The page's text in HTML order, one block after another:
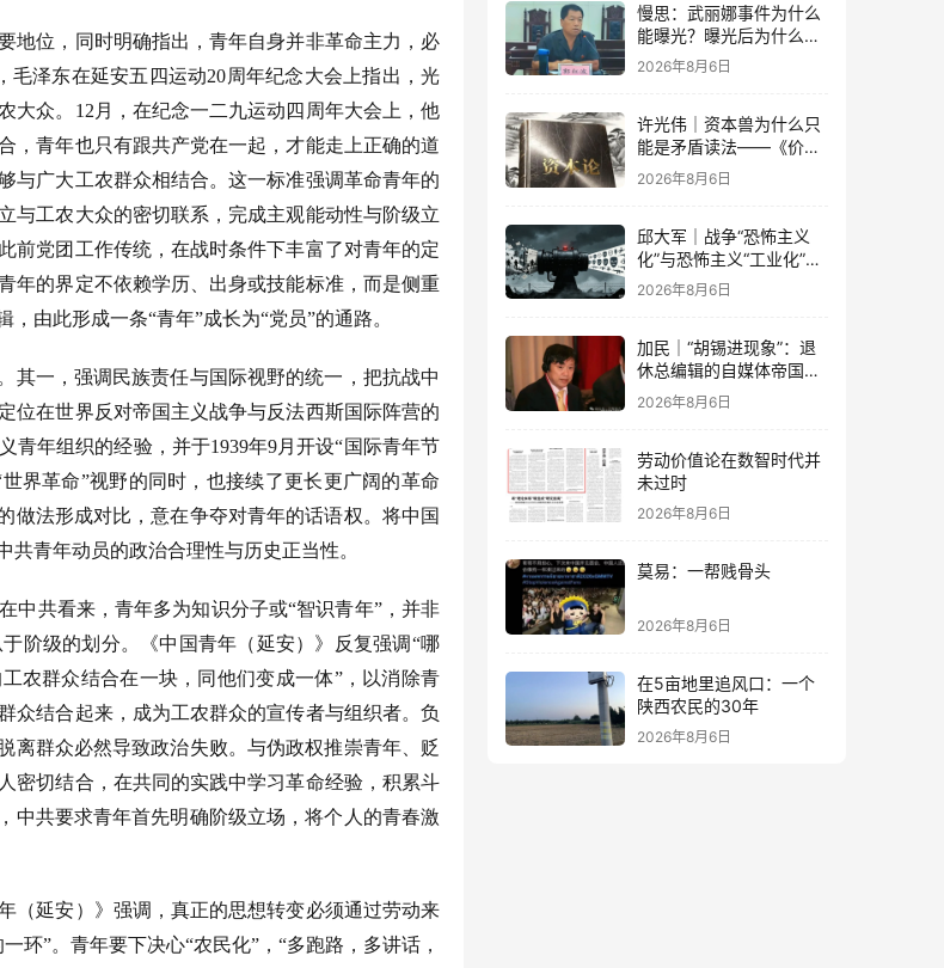
地位，同时明确指出，青年自身并非革命主力，必
毛泽东在延安五四运动20周年纪念大会上指出，光
大众。12月，在纪念一二九运动四周年大会上，他
，青年也只有跟共产党在一起，才能走上正确的道
与广大工农群众相结合。这一标准强调革命青年的
与工农大众的密切联系，完成主观能动性与阶级立
前党团工作传统，在战时条件下丰富了对青年的定
年的界定不依赖学历、出身或技能标准，而是侧重
由此形成一条“青年”成长为“党员”的通路。
其一，强调民族责任与国际视野的统一，把抗战中
位在世界反对帝国主义战争与反法西斯国际阵营的
青年组织的经验，并于1939年9月开设“国际青年节
界革命”视野的同时，也接续了更长更广阔的革命
做法形成对比，意在争夺对青年的话语权。将中国
青年动员的政治合理性与历史正当性。
中共看来，青年多为知识分子或“智识青年”，并非
阶级的划分。《中国青年（延安）》反复强调“哪
农群众结合在一块，同他们变成一体”，以消除青
众结合起来，成为工农群众的宣传者与组织者。负
离群众必然导致政治失败。与伪政权推崇青年、贬
密切结合，在共同的实践中学习革命经验，积累斗
中共要求青年首先明确阶级立场，将个人的青春激
（延安）》强调，真正的思想转变必须通过劳动来
环”。青年要下决心“农民化”，“多跑路，多讲话，
慢思：武丽娜事件为什么
能曝光？曝光后为什么能
大规模被报道？
2026年8月6日
许光伟｜资本兽为什么只
能是矛盾读法——《价值
与危机：〈资本论〉体系
学探赜》解读之六
2026年8月6日
邱大军｜战争“恐怖主义
化”与恐怖主义“工业化”
——2026年混合冲突模式
2026年8月6日
加民｜“胡锡进现象”：退
休总编辑的自媒体帝国与
公私边界之问
2026年8月6日
劳动价值论在数智时代并
未过时
2026年8月6日
莫易：一帮贱骨头
2026年8月6日
在5亩地里追风口：一个
陕西农民的30年
2026年8月6日